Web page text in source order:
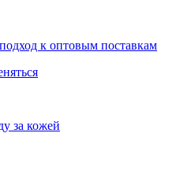
к оптовым поставкам
за кожей